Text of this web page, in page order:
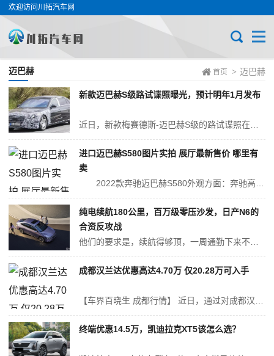
欢迎访问川拓汽车网
首页 > 迈巴赫
迈巴赫
新款迈巴赫S级路试谍照曝光，预计明年1月发布
进口迈巴赫S580图片实拍 展厅最新售价 哪里有
卖
纯电续航180公里，百万级零压沙发，日产N6的
合资反攻战
成都汉兰达优惠高达4.70万 仅20.28万可入手
终端优惠14.5万，凯迪拉克XT5该怎么选？